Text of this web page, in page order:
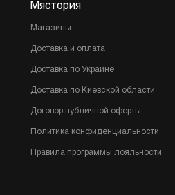
Мястория
Магазины
Доставка и оплата
Доставка по Украине
Доставка по Киевской области
Договор публичной оферты
Политика конфиденциальности
Правила программы лояльности